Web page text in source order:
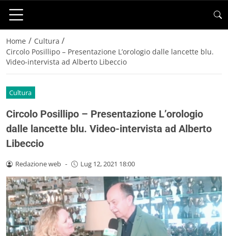
Home / Cultura /
Circolo Posillipo – Presentazione L’orologio dalle lancette blu.
Video-intervista ad Alberto Libeccio
Cultura
Circolo Posillipo – Presentazione L’orologio
dalle lancette blu. Video-intervista ad Alberto
Libeccio
Redazione web - Lug 12, 2021 18:00